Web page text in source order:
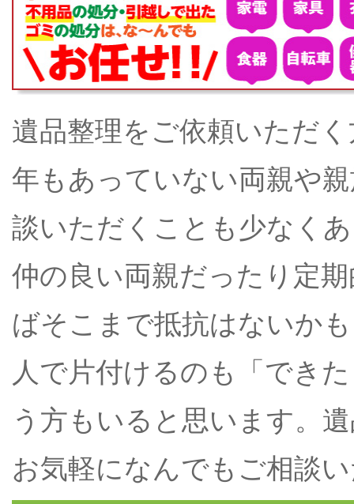
遺品整理をご依頼いただ
年もあっていない両親や
談いただくことも少なく
仲の良い両親だったり定
ばそこまで抵抗はないか
人で片付けるのも「でき
う方もいると思います。
お気軽になんでもご相談